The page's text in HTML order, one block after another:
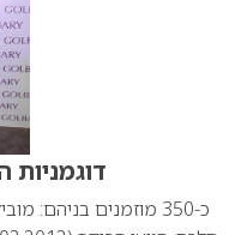
כ-350 מוזמנים